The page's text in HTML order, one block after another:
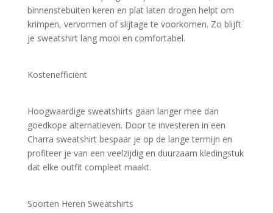
binnenstebuiten keren en plat laten drogen helpt om
krimpen, vervormen of slijtage te voorkomen. Zo blijft
je sweatshirt lang mooi en comfortabel.
Kostenefficiënt
Hoogwaardige sweatshirts gaan langer mee dan
goedkope alternatieven. Door te investeren in een
Charra sweatshirt bespaar je op de lange termijn en
profiteer je van een veelzijdig en duurzaam kledingstuk
dat elke outfit compleet maakt.
Soorten Heren Sweatshirts